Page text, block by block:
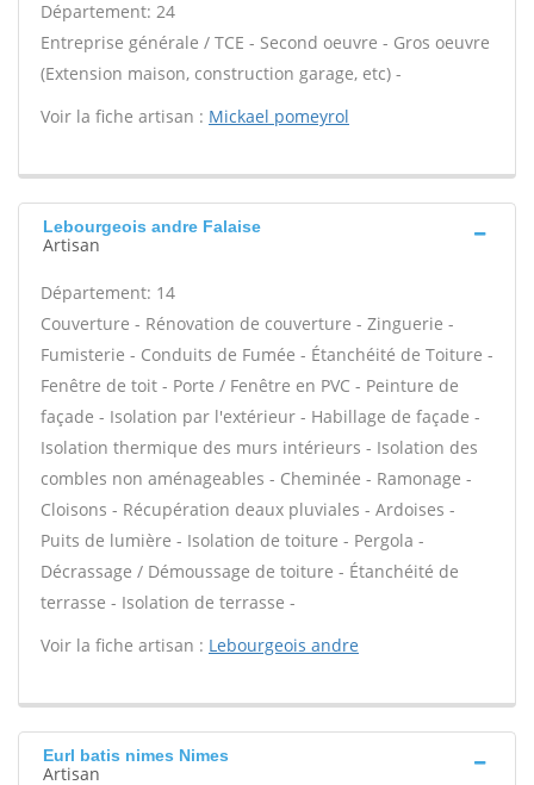
Département: 24
Entreprise générale / TCE - Second oeuvre - Gros oeuvre
(Extension maison, construction garage, etc) -
Voir la fiche artisan : Mickael pomeyrol
Lebourgeois andre Falaise
Artisan
Département: 14
Couverture - Rénovation de couverture - Zinguerie -
Fumisterie - Conduits de Fumée - Étanchéité de Toiture -
Fenêtre de toit - Porte / Fenêtre en PVC - Peinture de
façade - Isolation par l'extérieur - Habillage de façade -
Isolation thermique des murs intérieurs - Isolation des
combles non aménageables - Cheminée - Ramonage -
Cloisons - Récupération deaux pluviales - Ardoises -
Puits de lumière - Isolation de toiture - Pergola -
Décrassage / Démoussage de toiture - Étanchéité de
terrasse - Isolation de terrasse -
Voir la fiche artisan : Lebourgeois andre
Eurl batis nimes Nimes
Artisan